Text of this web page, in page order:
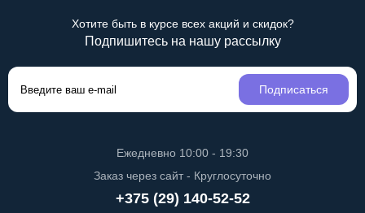
Хотите быть в курсе всех акций и скидок?
Подпишитесь на нашу рассылку
Подписаться
Ежедневно 10:00 - 19:30
Заказ через сайт - Круглосуточно
+375 (29) 140-52-52